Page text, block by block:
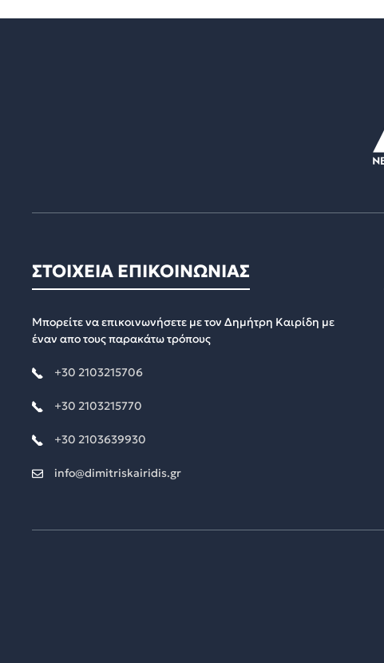
ΣΤΟΙΧΕΙΑ ΕΠΙΚΟΙΝΩΝΙΑΣ
Μπορείτε να επικοινωνήσετε με τον Δημήτρη Καιρίδη με
έναν απο τους παρακάτω τρόπους
+30 2103215706
+30 2103215770
+30 2103639930
info@dimitriskairidis.gr